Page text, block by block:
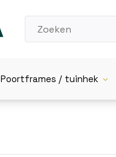
Poortframes / tuinhek